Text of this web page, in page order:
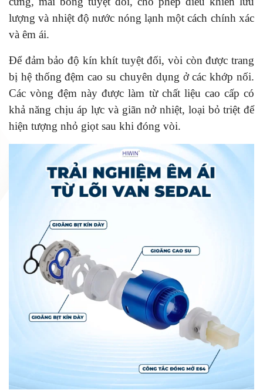
lượng và nhiệt độ nước nóng lạnh một cách chính xác
và êm ái.
Để đảm bảo độ kín khít tuyệt đối, vòi còn được trang
bị hệ thống đệm cao su chuyên dụng ở các khớp nối.
Các vòng đệm này được làm từ chất liệu cao cấp có
khả năng chịu áp lực và giãn nở nhiệt, loại bỏ triệt để
hiện tượng nhỏ giọt sau khi đóng vòi.